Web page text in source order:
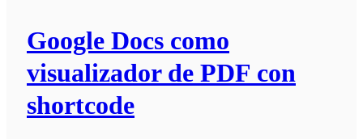
Google Docs como
visualizador de PDF con
shortcode